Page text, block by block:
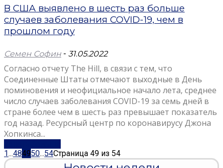
В США выявлено в шесть раз больше
случаев заболевания COVID-19, чем в
прошлом году
Семен Софин - 31.05.2022
Согласно отчету The Hill, в связи с тем, что
Соединенные Штаты отмечают выходные в День
поминовения и неофициальное начало лета, среднее
число случаев заболевания COVID-19 за семь дней в
стране более чем в шесть раз превышает показатель
год назад. Ресурсный центр по коронавирусу Джона
Хопкинса...
1...484950...54Страница 49 из 54